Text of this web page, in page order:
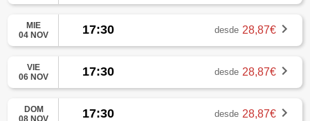
MIE
04 NOV
17:30 desde 28,87€
VIE
06 NOV
17:30 desde 28,87€
DOM
08 NOV
17:30 desde 28,87€